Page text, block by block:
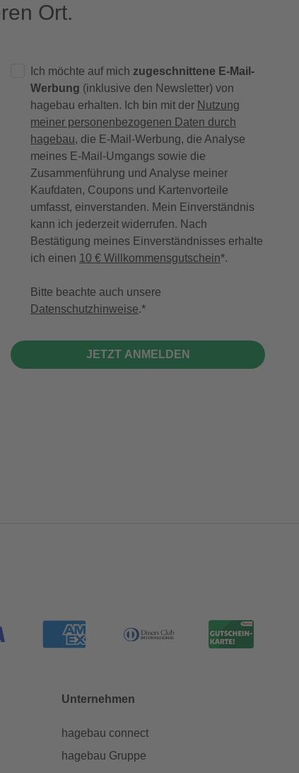
Ort.
Ich möchte auf mich zugeschnittene E-Mail-
Werbung (inklusive den Newsletter) von
hagebau erhalten. Ich bin mit der Nutzung
meiner personenbezogenen Daten durch
hagebau, die E-Mail-Werbung, die Analyse
meines E-Mail-Umgangs sowie die
Zusammenführung und Analyse meiner
Kaufdaten, Coupons und Kartenvorteile
umfasst, einverstanden. Mein Einverständnis
kann ich jederzeit widerrufen. Nach
Bestätigung meines Einverständnisses erhalte
ich einen 10 € Willkommensgutschein*.
Bitte beachte auch unsere
Datenschutzhinweise.
JETZT ANMELDEN
Unternehmen
hagebau connect
hagebau Gruppe